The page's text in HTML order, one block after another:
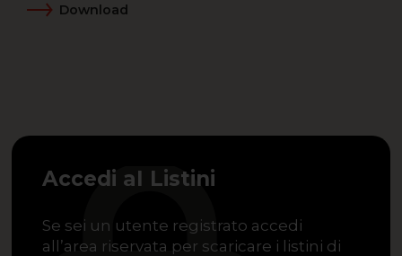
Download
Accedi aI Listini
Se sei un utente registrato accedi
all’area riservata per scaricare i listini di